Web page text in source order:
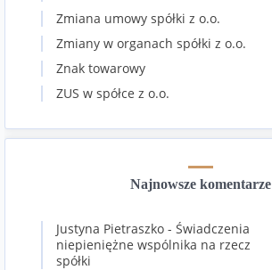
Zmiana umowy spółki z o.o.
Zmiany w organach spółki z o.o.
Znak towarowy
ZUS w spółce z o.o.
Najnowsze komentarze
Justyna Pietraszko - Świadczenia
niepieniężne wspólnika na rzecz
spółki